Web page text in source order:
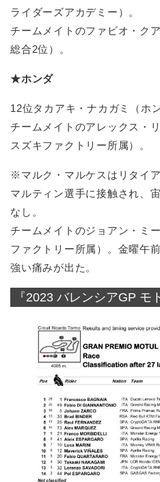
ライダーズアカデミー）。
チームメイトのファビオ・ク
総合2位）。
★ホンダ
12位タカアキ・ナカガミ（ホ
チームメイトのアレックス・
スズキファクトリー所属）。
※マルク・マルケスはリタイ
マルティン選手に接触され、
なし。
チームメイトのジョアン・ミ
ファクトリー所属）。金曜午
強い痛みが出た。
『2023 バレンシアGP モ